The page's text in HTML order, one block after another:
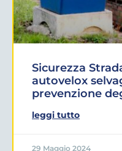
Sicurezza
autovelox
prevenzione
leggi tutto
29 Maggio 2024